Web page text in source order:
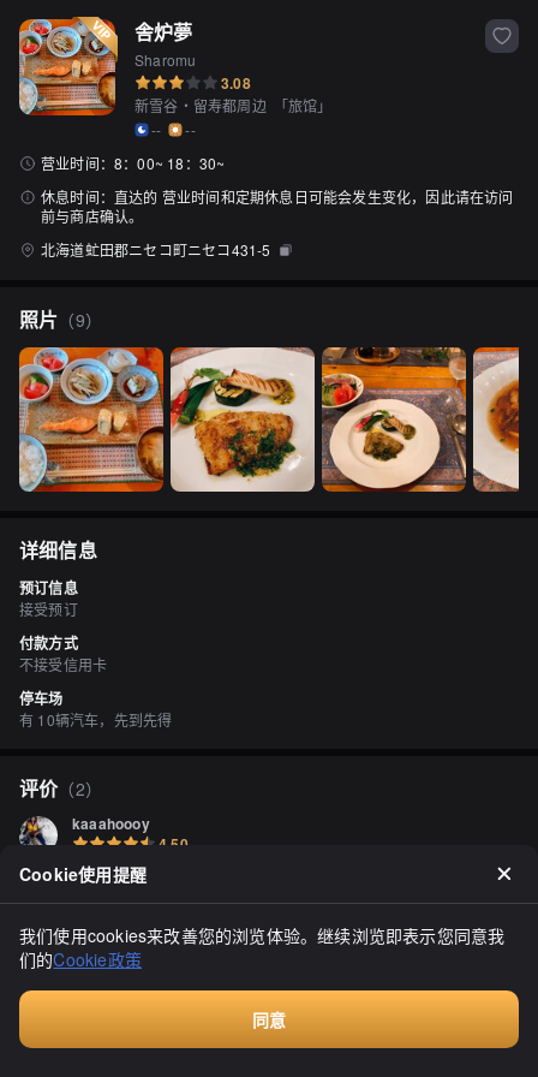
舎炉夢
Sharomu
3.08
新雪谷・留寿都周边 「旅馆」
--
--
营业时间： 8：00~ 18：30~
休息时间： 直达的 营业时间和定期休息日可能会发生变化，因此请在访问
前与商店确认。
北海道虻田郡ニセコ町ニセコ431-5
照片 （9）
详细信息
预订信息
接受预订
付款方式
不接受信用卡
停车场
有 10辆汽车，先到先得
评价（2）
kaaahoooy
4.50
这是一家由夫妻经营的旅馆。早餐非常丰盛，包括烤鲑鱼、炒蛋、冷
豆腐、萝卜泡菜、竹笋和蕨菜煮物、鱼子酱和蔬菜。因为平时很少吃
这么丰盛的早餐，所以我感觉精力充沛。虽然昨天爬羊蹄山后肌肉有
点酸痛，但这家旅馆非常好。
显示全部
Cookie使用提醒
我们使用cookies来改善您的浏览体验。继续浏览即表示您同意我
们的Cookie政策
同意